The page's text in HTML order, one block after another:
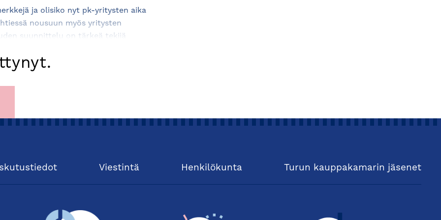
ja olisiko nyt pk-yritysten aika
nousuun myös yritysten
suunnittelu on tärkeä tekijä
Aito Säästöpankin kanssa
Viestintä Henkilökunta Turun kauppakamarin jäsenet